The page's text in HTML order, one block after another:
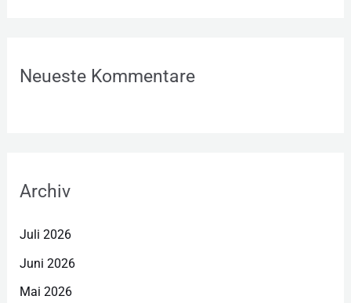
Neueste Kommentare
Archiv
Juli 2026
Juni 2026
Mai 2026